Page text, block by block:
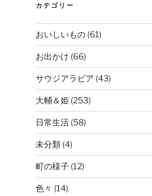
カテゴリー
おいしいもの(61)
お出かけ (66)
サウジアラビア (43)
大輔＆姫(253)
日常生活(58)
未分類(4)
町の様子(12)
色々 (14)